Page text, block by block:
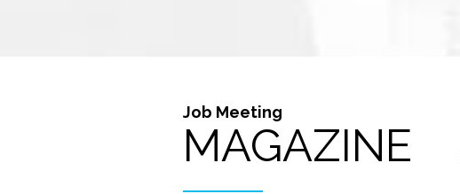
Job Meeting
MAGAZINE